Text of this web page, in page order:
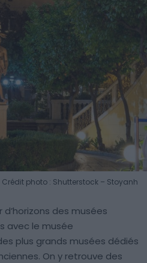
Crédit photo : Shutterstock – Stoyanh
des musées
avec le musée
plus grands musées dédiés
On y retrouve des